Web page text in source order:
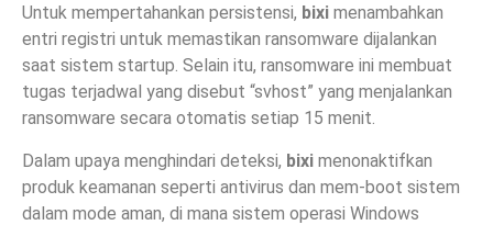
Untuk mempertahankan persistensi, bixi menambahkan
entri registri untuk memastikan ransomware dijalankan
saat sistem startup. Selain itu, ransomware ini membuat
tugas terjadwal yang disebut “svhost” yang menjalankan
ransomware secara otomatis setiap 15 menit.
Dalam upaya menghindari deteksi, bixi menonaktifkan
produk keamanan seperti antivirus dan mem-boot sistem
dalam mode aman, di mana sistem operasi Windows